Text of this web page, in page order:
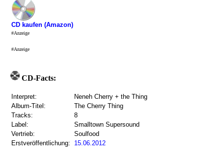
CD kaufen (Amazon)
#Anzeige
#Anzeige
CD-Facts:
Interpret:
Neneh Cherry + the Thing
Album-Titel:
The Cherry Thing
Tracks:
8
Label:
Smalltown Supersound
Vertrieb:
Soulfood
Erstveröffentlichung:
15.06.2012